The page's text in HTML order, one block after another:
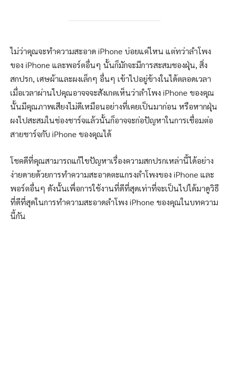
ไม่ว่าคุณจะทำความสะอาด iPhone บ่อยแค่ไหน แต่ทว่าลำโพง
ของ iPhone และพอร์ตอื่นๆ นั้นก็มักจะมีการสะสมชองฝุ่น, สิ่ง
สกปรก, เศษผ้าและผงเล็กๆ อื่นๆ เข้าไปอยู่ข้างในได้ตลอดเวลา
เมื่อเวลาผ่านไปคุณอาจจจะสังเกตเห็นว่าลำโพง iPhone ของคุณ
นั้นมีคุณภาพเสียงไม่ดีเหมือนอย่างที่เคยเป็นมาก่อน หรือหากฝุ่น
ผงไปสะสมในช่องชาร์จแล้วนั้นก็อาจจะก่อปัญหาในการเชื่อมต่อ
สายชาร์จกับ iPhone ของคุณได้
โชคดีที่คุณสามารถแก้ไขปัญหาเรื่องความสกปรกเหล่านี้ได้อย่าง
ง่ายดายด้วยการทำความสะอาดตะแกรงลำโพงของ iPhone และ
พอร์ตอื่นๆ ดังนั้นเพื่อการใช้งานที่ดีที่สุดเท่าที่จะเป็นไปได้มาดูวิธี
ที่ดีที่สุดในการทำความสะอาดลำโพง iPhone ของคุณในบทความ
นี้กัน